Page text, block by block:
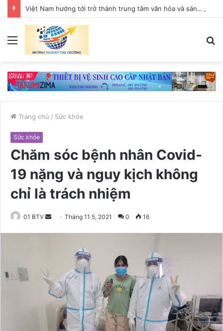
Việt Nam hướng tới trở thành trung tâm văn hóa và sáng tạo hàng đầu khu vực
Trang chủ / Sức khỏe
Sức khỏe
Chăm sóc bệnh nhân Covid-
19 nặng và nguy kịch không
chỉ là trách nhiệm
01 BTV
e
Tháng 11 5, 2021 0 16